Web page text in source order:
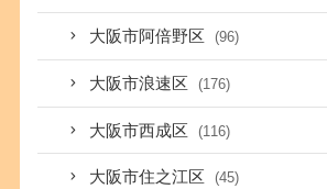
大阪市阿倍野区 (96)
大阪市浪速区 (176)
大阪市西成区 (116)
大阪市住之江区 (45)